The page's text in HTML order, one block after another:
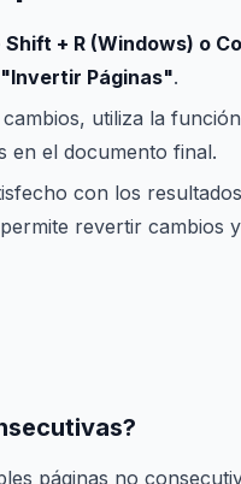
Shift + R (Windows) o
"Invertir Páginas".
utiliza la
en el documento final.
con los
revertir cambios
páginas no